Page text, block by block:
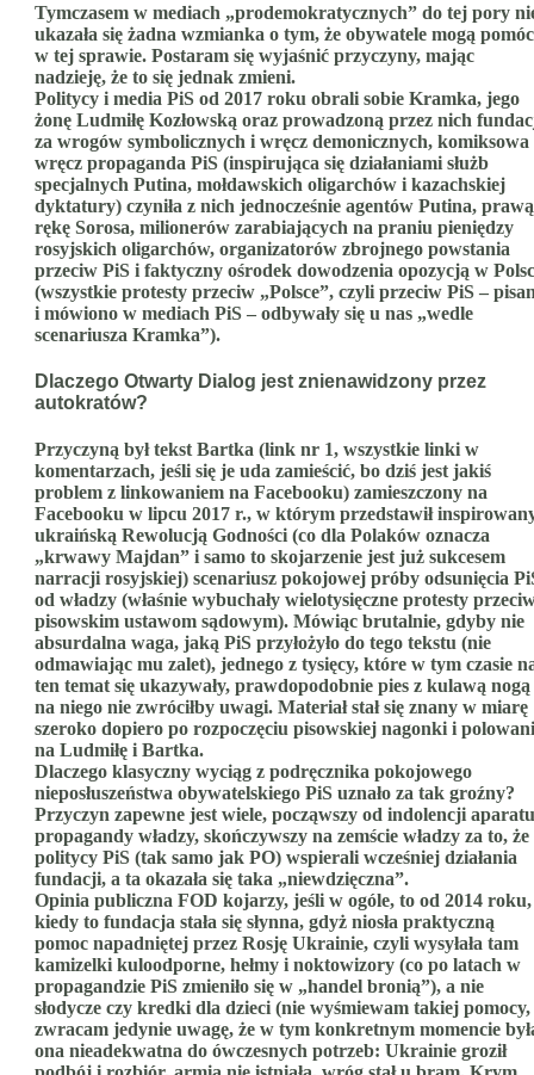
Tymczasem w mediach „prodemokratycznych” do tej pory
ukazała się żadna wzmianka o tym, że obywatele mogą pomóc
w tej sprawie. Postaram się wyjaśnić przyczyny, mając
nadzieję, że to się jednak zmieni.
Politycy i media PiS od 2017 roku obrali sobie Kramka, jego
żonę Ludmiłę Kozłowską oraz prowadzoną przez nich
za wrogów symbolicznych i wręcz demonicznych, komiksowa
wręcz propaganda PiS (inspirująca się działaniami służb
specjalnych Putina, mołdawskich oligarchów i kazachskiej
dyktatury) czyniła z nich jednocześnie agentów Putina, prawą
rękę Sorosa, milionerów zarabiających na praniu pieniędzy
rosyjskich oligarchów, organizatorów zbrojnego powstania
przeciw PiS i faktyczny ośrodek dowodzenia opozycją w
(wszystkie protesty przeciw „Polsce”, czyli przeciw PiS –
i mówiono w mediach PiS – odbywały się u nas „wedle
scenariusza Kramka”).
Dlaczego Otwarty Dialog jest znienawidzony przez
autokratów?
Przyczyną był tekst Bartka (link nr 1, wszystkie linki w
komentarzach, jeśli się je uda zamieścić, bo dziś jest jakiś
problem z linkowaniem na Facebooku) zamieszczony na
Facebooku w lipcu 2017 r., w którym przedstawił
ukraińską Rewolucją Godności (co dla Polaków oznacza
„krwawy Majdan” i samo to skojarzenie jest już sukcesem
narracji rosyjskiej) scenariusz pokojowej próby odsunięcia
od władzy (właśnie wybuchały wielotysięczne protesty
pisowskim ustawom sądowym). Mówiąc brutalnie, gdyby nie
absurdalna waga, jaką PiS przyłożyło do tego tekstu (nie
odmawiając mu zalet), jednego z tysięcy, które w tym czasie
ten temat się ukazywały, prawdopodobnie pies z kulawą nogą
na niego nie zwróciłby uwagi. Materiał stał się znany w miarę
szeroko dopiero po rozpoczęciu pisowskiej nagonki i
na Ludmiłę i Bartka.
Dlaczego klasyczny wyciąg z podręcznika pokojowego
nieposłuszeństwa obywatelskiego PiS uznało za tak groźny?
Przyczyn zapewne jest wiele, począwszy od indolencji aparatu
propagandy władzy, skończywszy na zemście władzy za to, że
politycy PiS (tak samo jak PO) wspierali wcześniej działania
fundacji, a ta okazała się taka „niewdzięczna”.
Opinia publiczna FOD kojarzy, jeśli w ogóle, to od 2014 roku,
kiedy to fundacja stała się słynna, gdyż niosła praktyczną
pomoc napadniętej przez Rosję Ukrainie, czyli wysyłała tam
kamizelki kuloodporne, hełmy i noktowizory (co po latach w
propagandzie PiS zmieniło się w „handel bronią”), a nie
słodycze czy kredki dla dzieci (nie wyśmiewam takiej pomocy,
zwracam jedynie uwagę, że w tym konkretnym momencie
ona nieadekwatna do ówczesnych potrzeb: Ukrainie groził